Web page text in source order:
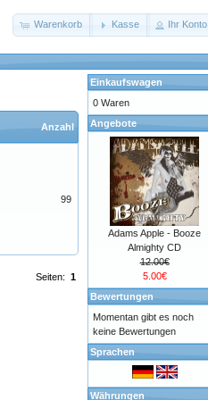
Warenkorb Kasse Ihr Konto
Anzahl
99
Seiten: 1
Einkaufswagen
0 Waren
Angebote
Adams Apple - Booze
Almighty CD
12.00€
5.00€
Bewertungen
Momentan gibt es noch
keine Bewertungen
Sprachen
Währungen